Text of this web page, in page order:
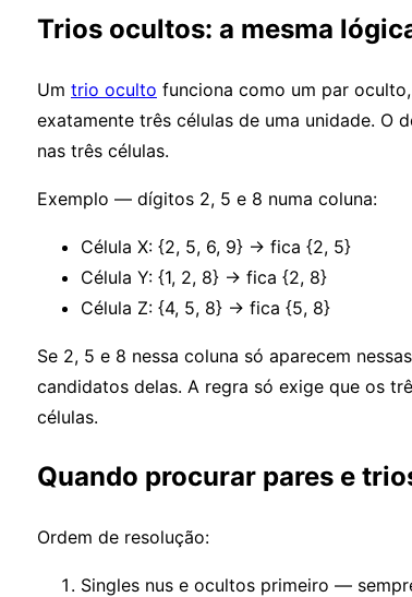
Trios ocultos: a mesma
Um trio oculto funciona como um par
exatamente três células de uma unidade. O
nas três células.
Exemplo — dígitos 2, 5 e 8 numa coluna:
Célula X: {2, 5, 6, 9} → fica {2, 5}
Célula Y: {1, 2, 8} → fica {2, 8}
Célula Z: {4, 5, 8} → fica {5, 8}
Se 2, 5 e 8 nessa coluna só aparecem
candidatos delas. A regra só exige que os
células.
Quando procurar pares e
Ordem de resolução:
Singles nus e ocultos primeiro —